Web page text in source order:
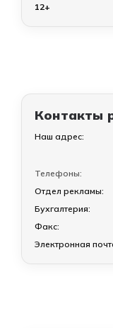
12+
Контакты
Наш адрес:
Телефоны:
Отдел рекламы:
Бухгалтерия:
Факс:
Электронная